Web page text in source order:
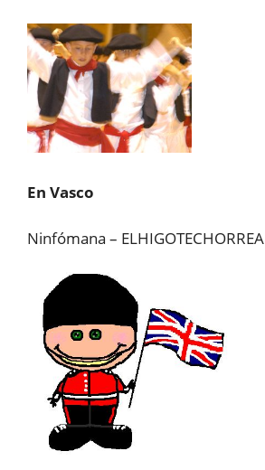
En Vasco
Ninfómana – ELHIGOTECHORREA